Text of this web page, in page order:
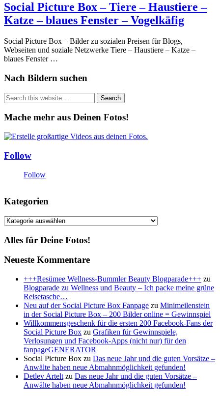
Social Picture Box – Tiere – Haustiere –
Katze – blaues Fenster – Vogelkäfig
Social Picture Box – Bilder zu sozialen Preisen für Blogs,
Webseiten und soziale Netzwerke Tiere – Haustiere – Katze –
blaues Fenster …
Nach Bildern suchen
Mache mehr aus Deinen Fotos!
Follow
Follow
Kategorien
Kategorien
Alles für Deine Fotos!
Neueste Kommentare
+++Resümee Wellness-Bummler Beauty Blogparade+++ zu
Blogparade zu Wellness und Beauty – Ich packe meine grüne
Reisetasche…
Neu auf der Social Picture Box Fanpage zu Minimeilenstein
in der Social Picture Box – 200 Bilder online = Gewinnspiel
Willkommensgeschenk für die ersten 200 Facebook-Fans der
Social Picture Box zu Grafiken für Gewinnspiele,
Verlosungen und Facebook-Apps (nicht nur) für den
fanpageGENERATOR
Social Picture Box zu Das neue Jahr und die guten Vorsätze –
Anwälte haben neue Abmahnmöglichkeit gefunden!
Detlev Artelt zu Das neue Jahr und die guten Vorsätze –
Anwälte haben neue Abmahnmöglichkeit gefunden!